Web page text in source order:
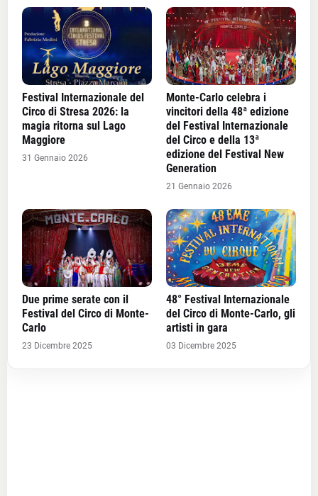
Festival Internazionale del
Circo di Stresa 2026: la
magia ritorna sul Lago
Maggiore
31 Gennaio 2026
Monte-Carlo celebra i
vincitori della 48ª edizione
del Festival Internazionale
del Circo e della 13ª
edizione del Festival New
Generation
21 Gennaio 2026
Due prime serate con il
Festival del Circo di Monte-
Carlo
23 Dicembre 2025
48° Festival Internazionale
del Circo di Monte-Carlo, gli
artisti in gara
03 Dicembre 2025